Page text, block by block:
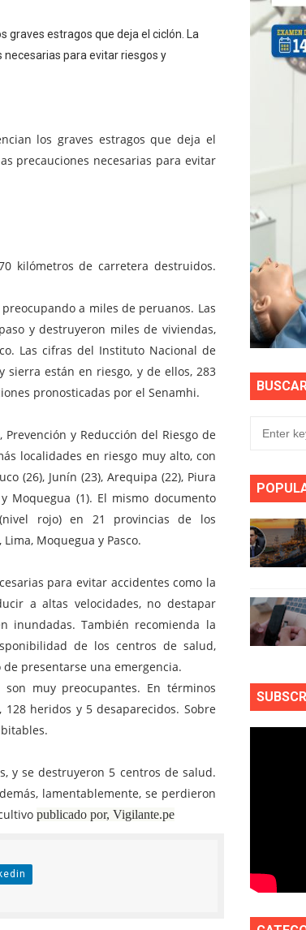
POR NO RESPETARSE LAS DISTANCIAS
verificar la cobertura móvil de tu destino
ACCEDE A FACILIDADES DE PAGO Y
LAS FACILIDADES DE PAGO PARA
académica con escolares y padres de Trujillo
de Buenas Prácticas en Gestión
graves estragos que deja el ciclón. La
para evitar riesgos y
los graves estragos que deja el
precauciones necesarias para evitar
kilómetros de carretera destruidos.
a miles de peruanos. Las
y destruyeron miles de viviendas,
Las cifras del Instituto Nacional de
sierra están en riesgo, y de ellos, 283
pronosticadas por el Senamhi.
y Reducción del Riesgo de
localidades en riesgo muy alto, con
(26), Junín (23), Arequipa (22), Piura
y Moquegua (1). El mismo documento
rojo) en 21 provincias de los
Moquegua y Pasco.
para evitar accidentes como la
a altas velocidades, no destapar
inundadas. También recomienda la
de los centros de salud,
presentarse una emergencia.
muy preocupantes. En términos
heridos y 5 desaparecidos. Sobre
y se destruyeron 5 centros de salud.
lamentablemente, se perdieron
publicado por, Vigilante.pe